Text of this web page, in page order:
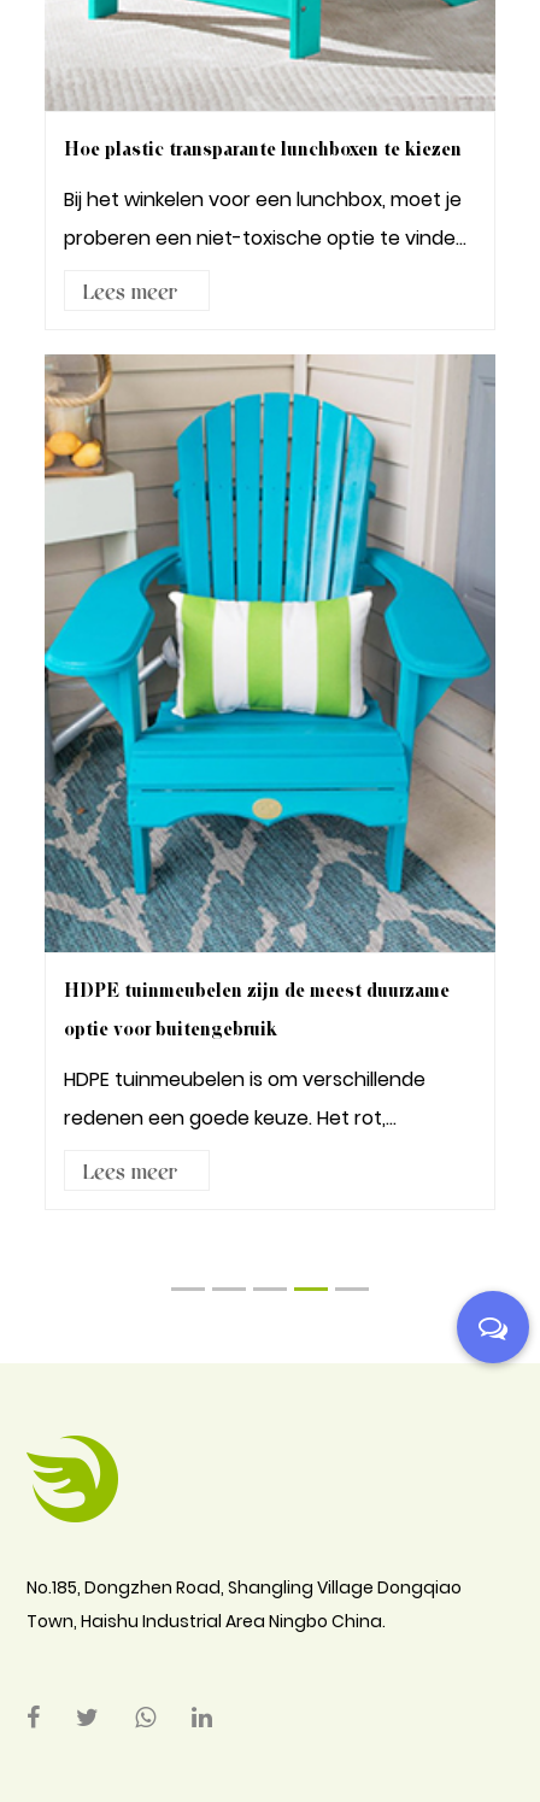
Hoe plastic transparante lunchboxen te kiezen
Bij het winkelen voor een lunchbox, moet je
proberen een niet-toxische optie te vinden.
Lees meer3
HDPE tuinmeubelen zijn de meest duurzame
optie voor buitengebruik
HDPE tuinmeubelen is om verschillende
redenen een goede keuze. Het rot,
Lees meer3
No.185, Dongzhen Road, Shangling Village Dongqiao
Town, Haishu Industrial Area Ningbo China.